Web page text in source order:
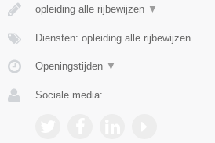
opleiding alle rijbewijzen ▼
Diensten: opleiding alle rijbewijzen
Openingstijden ▼
Sociale media: